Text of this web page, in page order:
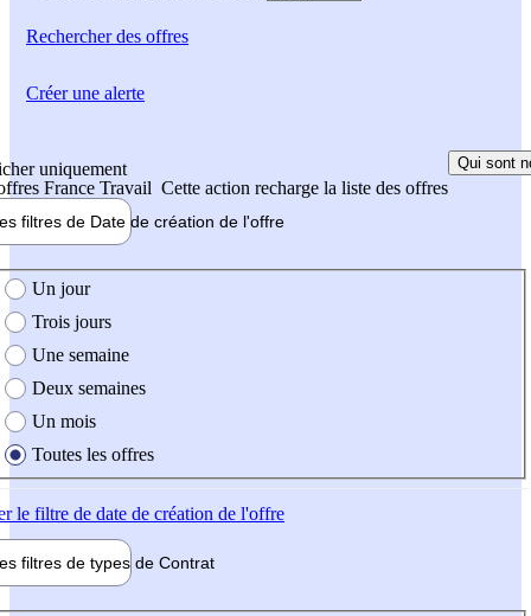
Rechercherdes offres
uniquement
France Travail Cette action recharge la liste des offres
Qui sont
filtres de Date de création de l'offre
création de l'offre
Un jour
Trois jours
Une semaine
Deux semaines
Un mois
Toutes les offres
le filtre de date de création de l'offre
filtres de types de Contrat
Créer une alerte